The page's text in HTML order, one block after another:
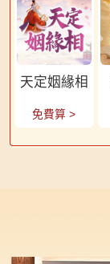
天定姻緣相
免費算 >